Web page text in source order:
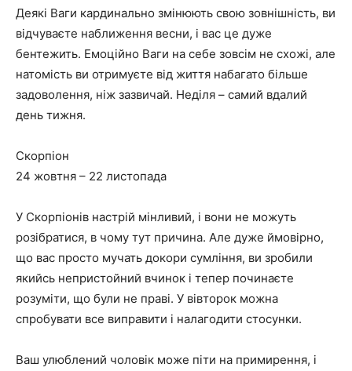
Деякі Ваги кардинально змінюють свою зовнішність, ви
відчуваєте наближення весни, і вас це дуже
бентежить. Емоційно Ваги на себе зовсім не схожі, але
натомість ви отримуєте від життя набагато більше
задоволення, ніж зазвичай. Неділя – самий вдалий
день тижня.
Скорпіон
24 жовтня – 22 листопада
У Скорпіонів настрій мінливий, і вони не можуть
розібратися, в чому тут причина. Але дуже ймовірно,
що вас просто мучать докори сумління, ви зробили
якийсь непристойний вчинок і тепер починаєте
розуміти, що були не праві. У вівторок можна
спробувати все виправити і налагодити стосунки.
Ваш улюблений чоловік може піти на примирення, і